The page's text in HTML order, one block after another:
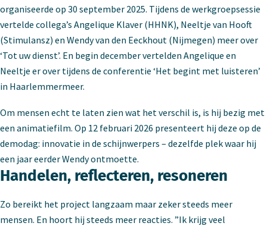
organiseerde op 30 september 2025. Tijdens de werkgroepsessie
vertelde collega’s Angelique Klaver (HHNK), Neeltje van Hooft
(Stimulansz) en Wendy van den Eeckhout (Nijmegen) meer over
‘Tot uw dienst’. En begin december vertelden Angelique en
Neeltje er over tijdens de conferentie ‘Het begint met luisteren’
in Haarlemmermeer.
Om mensen echt te laten zien wat het verschil is, is hij bezig met
een animatiefilm. Op 12 februari 2026 presenteert hij deze op de
demodag: innovatie in de schijnwerpers – dezelfde plek waar hij
een jaar eerder Wendy ontmoette.
Handelen, reflecteren, resoneren
Zo bereikt het project langzaam maar zeker steeds meer
mensen. En hoort hij steeds meer reacties. ”Ik krijg veel